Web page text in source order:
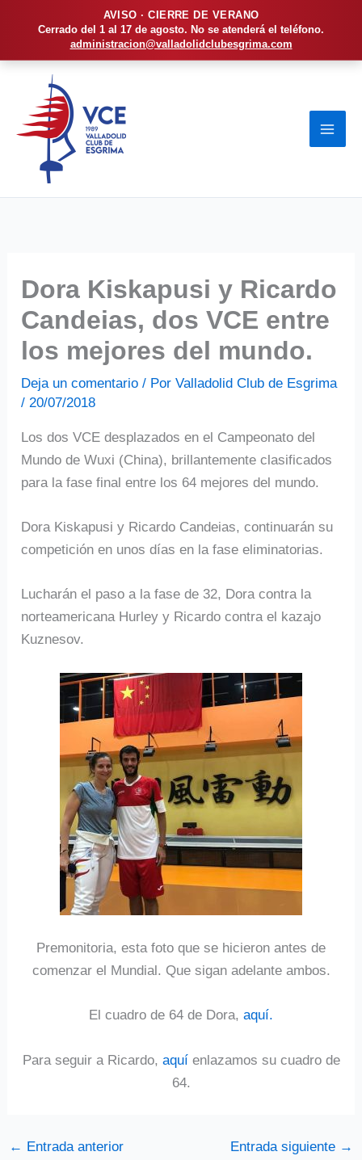
AVISO · CIERRE DE VERANO
Cerrado del 1 al 17 de agosto. No se atenderá el teléfono.
administracion@valladolidclubesgrima.com
contenido
Dora Kiskapusi y Ricardo
Candeias, dos VCE entre
los mejores del mundo.
Deja un comentario / PorValladolid Club de Esgrima
/ 20/07/2018
Los dos VCE desplazados en el Campeonato del
Mundo de Wuxi (China), brillantemente clasificados
para la fase final entre los 64 mejores del mundo.
Dora Kiskapusi y Ricardo Candeias, continuarán su
competición en unos días en la fase eliminatorias.
Lucharán el paso a la fase de 32, Dora contra la
norteamericana Hurley y Ricardo contra el kazajo
Kuznesov.
Premonitoria, esta foto que se hicieron antes de
comenzar el Mundial. Que sigan adelante ambos.
El cuadro de 64 de Dora, aquí.
Para seguir a Ricardo, aquíenlazamos su cuadro de
64.
← Entrada anterior Entrada siguiente →